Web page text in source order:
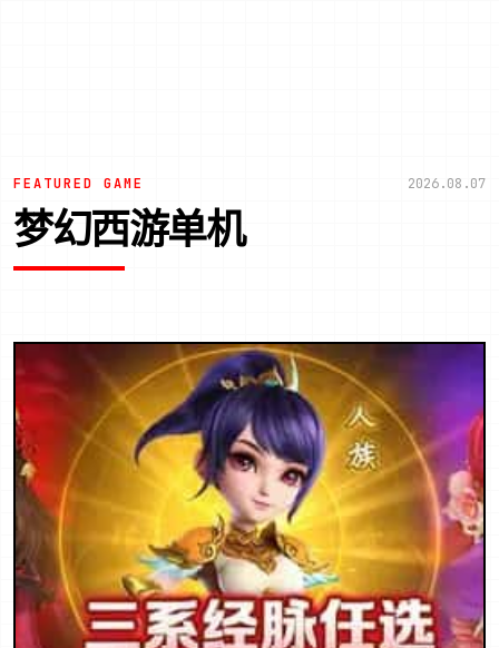
FEATURED GAME 2026.08.07
梦幻西游单机